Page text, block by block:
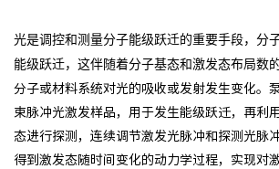
光是调控和测量分子能级跃迁的重要手段，分
能级跃迁，这伴随着分子基态和激发态布局数
分子或材料系统对光的吸收或发射发生变化。
束脉冲光激发样品，用于发生能级跃迁，再利
态进行探测，连续调节激发光脉冲和探测光脉
得到激发态随时间变化的动力学过程，实现对